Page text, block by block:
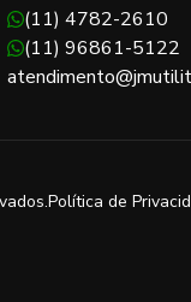
(11) 4782-2610
(11) 96861-5122
Política de